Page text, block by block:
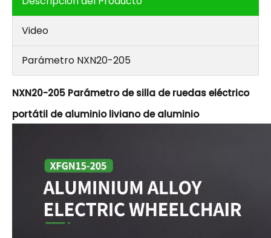
Video
Parámetro NXN20-205
NXN20-205 Parámetro de silla de ruedas eléctrico
portátil de aluminio liviano de aluminio